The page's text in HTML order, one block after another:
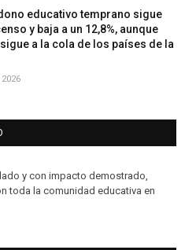
educativo temprano sigue
y baja a un 12,8%, aunque
sigue a la cola de los países de la
y con impacto demostrado,
toda la comunidad educativa en